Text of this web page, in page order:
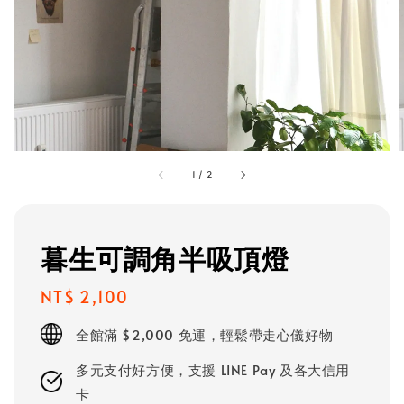
1 / 2
暮生可調角半吸頂燈
Regular
price
NT$ 2,100
全館滿 $2,000 免運，輕鬆帶走心儀好物
多元支付好方便，支援 LINE Pay 及各大信用
卡